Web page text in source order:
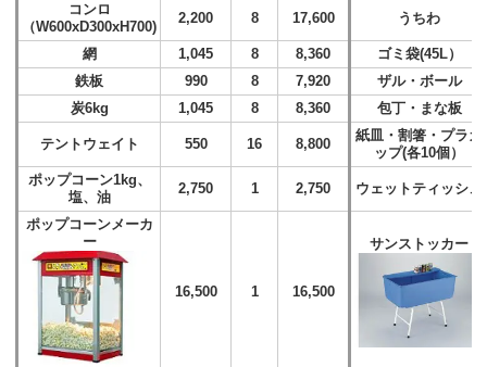
コンロ
（W600xD300xH700)
2,200 8 17,600 うちわ
網 1,045 8 8,360
ゴミ袋(45L）
鉄板
990 8 7,920
ザル・ボール
炭6kg
1,045 8 8,360 包丁・まな板
テントウェイト 550 16 8,800
紙皿・割箸・プラカ
ップ(各10個）
ポップコーン1kg、
塩、油
2,750 1 2,750 ウェットティッシュ
ポップコーンメーカ
ー
16,500 1 16,500
サンストッカー